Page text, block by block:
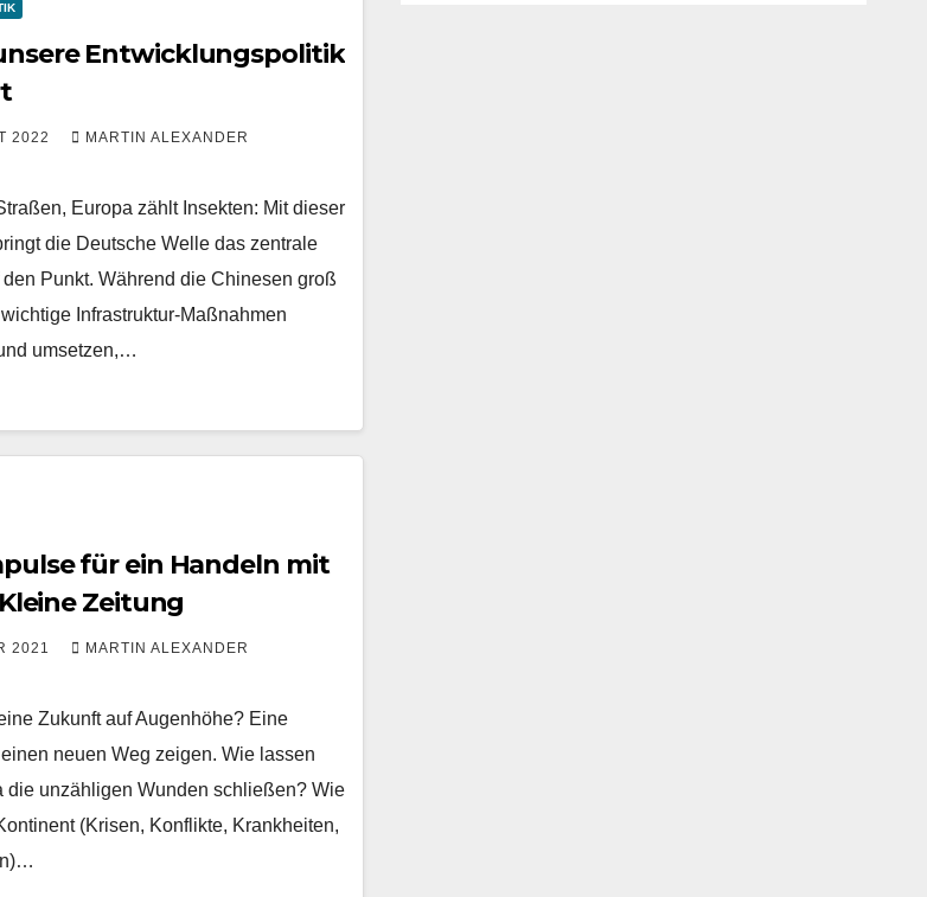
Entwicklungspolitik
2022 MARTIN ALEXANDER
Europa zählt Insekten: Mit dieser
die Deutsche Welle das zentrale
den Punkt. Während die Chinesen groß
Infrastruktur-Maßnahmen
umsetzen,…
für ein Handeln mit
Zeitung
2021 MARTIN ALEXANDER
Zukunft auf Augenhöhe? Eine
neuen Weg zeigen. Wie lassen
die unzähligen Wunden schließen? Wie
(Krisen, Konflikte, Krankheiten,